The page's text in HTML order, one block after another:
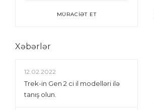
MÜRACİƏT ET
Xəbərlər
12.02.2022
Trek-in Gen 2 ci il modelləri ilə
tanış olun.